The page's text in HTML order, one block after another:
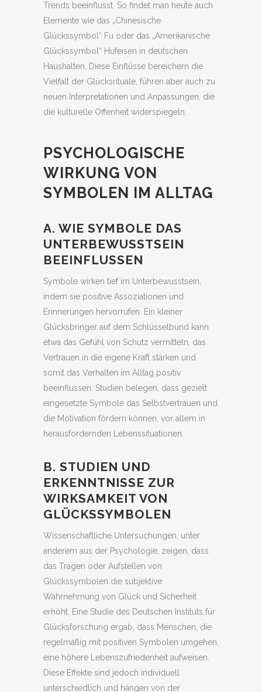
Trends beeinflusst. So findet man heute auch
Elemente wie das „Chinesische
Glückssymbol“ Fu oder das „Amerikanische
Glückssymbol“ Hufeisen in deutschen
Haushalten. Diese Einflüsse bereichern die
Vielfalt der Glücksrituale, führen aber auch zu
neuen Interpretationen und Anpassungen, die
die kulturelle Offenheit widerspiegeln.
PSYCHOLOGISCHE
WIRKUNG VON
SYMBOLEN IM ALLTAG
A. WIE SYMBOLE DAS
UNTERBEWUSSTSEIN
BEEINFLUSSEN
Symbole wirken tief im Unterbewusstsein,
indem sie positive Assoziationen und
Erinnerungen hervorrufen. Ein kleiner
Glücksbringer auf dem Schlüsselbund kann
etwa das Gefühl von Schutz vermitteln, das
Vertrauen in die eigene Kraft stärken und
somit das Verhalten im Alltag positiv
beeinflussen. Studien belegen, dass gezielt
eingesetzte Symbole das Selbstvertrauen und
die Motivation fördern können, vor allem in
herausfordernden Lebenssituationen.
B. STUDIEN UND
ERKENNTNISSE ZUR
WIRKSAMKEIT VON
GLÜCKSSYMBOLEN
Wissenschaftliche Untersuchungen, unter
anderem aus der Psychologie, zeigen, dass
das Tragen oder Aufstellen von
Glückssymbolen die subjektive
Wahrnehmung von Glück und Sicherheit
erhöht. Eine Studie des Deutschen Instituts für
Glücksforschung ergab, dass Menschen, die
regelmäßig mit positiven Symbolen umgehen,
eine höhere Lebenszufriedenheit aufweisen.
Diese Effekte sind jedoch individuell
unterschiedlich und hängen von der